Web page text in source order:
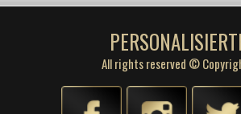
All rights reserved ©